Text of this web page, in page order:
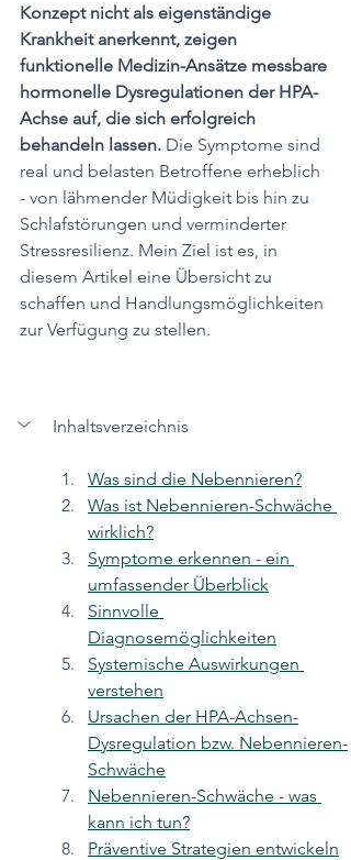
Konzept nicht als eigenständige
Krankheit anerkennt, zeigen
funktionelle Medizin-Ansätze messbare
hormonelle Dysregulationen der HPA-
Achse auf, die sich erfolgreich
behandeln lassen. Die Symptome sind
real und belasten Betroffene erheblich
- von lähmender Müdigkeit bis hin zu
Schlafstörungen und verminderter
Stressresilienz. Mein Ziel ist es, in
diesem Artikel eine Übersicht zu
schaffen und Handlungsmöglichkeiten
zur Verfügung zu stellen.
Inhaltsverzeichnis
Was sind die Nebennieren?
Was ist Nebennieren-Schwäche
wirklich?
Symptome erkennen - ein
umfassender Überblick
Sinnvolle
Diagnosemöglichkeiten
Systemische Auswirkungen
verstehen
Ursachen der HPA-Achsen-
Dysregulation bzw. Nebennieren-
Schwäche
Nebennieren-Schwäche - was
kann ich tun?
Präventive Strategien entwickeln